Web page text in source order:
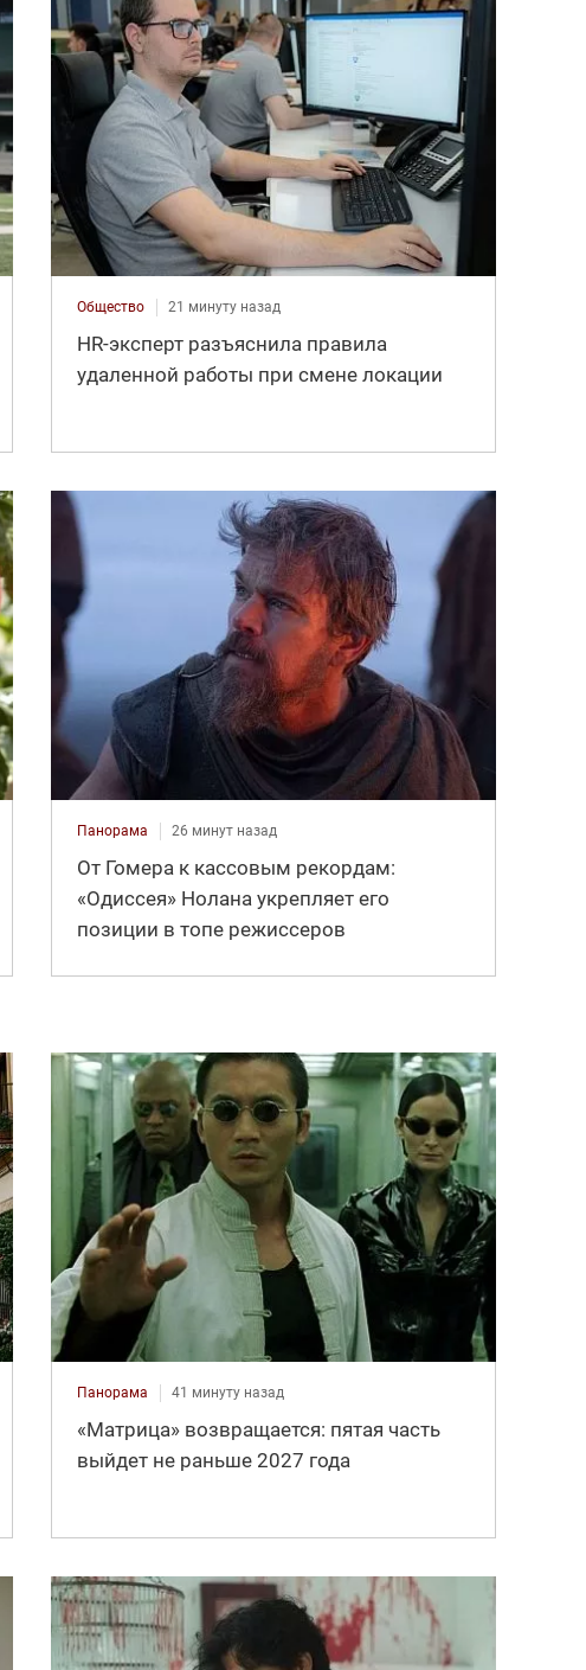
Общество 21 минуту назад
HR-эксперт разъяснила правила
удаленной работы при смене локации
Панорама 26 минут назад
От Гомера к кассовым рекордам:
«Одиссея» Нолана укрепляет его
позиции в топе режиссеров
Панорама 41 минуту назад
«Матрица» возвращается: пятая часть
выйдет не раньше 2027 года